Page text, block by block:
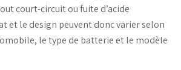
court-circuitou fuite d’acide
et le design peuvent donc varier selon
letype de batterie et le modèle